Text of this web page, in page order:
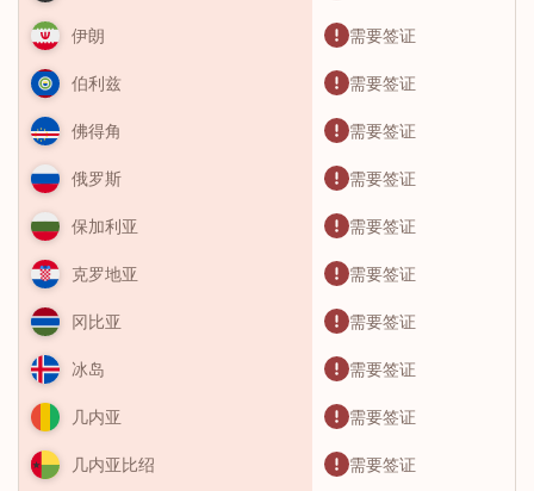
伊朗 需要签证
伯利兹 需要签证
佛得角 需要签证
俄罗斯 需要签证
保加利亚 需要签证
克罗地亚 需要签证
冈比亚 需要签证
冰岛 需要签证
几内亚 需要签证
几内亚比绍 需要签证